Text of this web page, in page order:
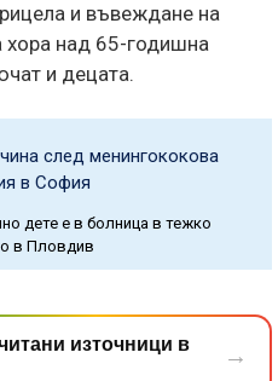
и въвеждане на
хора над 65-годишна
и децата.
след менингококова
в София
дете е в болница в тежко
в Пловдив
източници в
→